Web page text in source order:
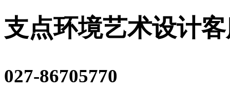
支点环境艺术设计
027-86705770